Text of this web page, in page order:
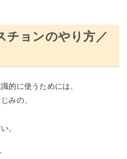
チョンのやり方／
的に使うためには、
みの、
。